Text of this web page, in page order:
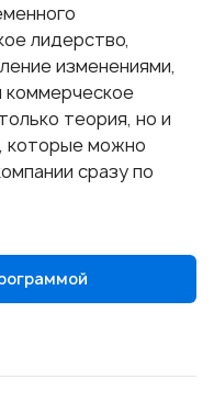
лидерство,
изменениями,
коммерческое
теория, но и
которые можно
сразу по